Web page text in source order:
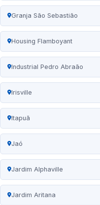
Granja São Sebastião
Housing Flamboyant
Industrial Pedro Abraão
Irisville
Itapuã
Jaó
Jardim Alphaville
Jardim Aritana